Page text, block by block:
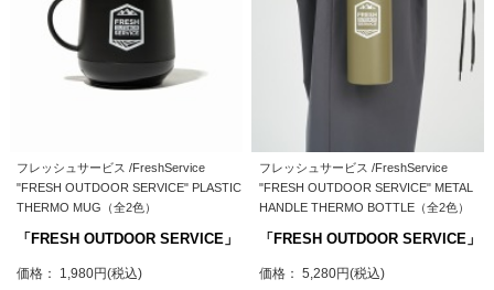
フレッシュサービス /FreshService
"FRESH OUTDOOR SERVICE" PLASTIC
THERMO MUG（全2色）
「FRESH OUTDOOR SERVICE」
価格： 1,980円(税込)
フレッシュサービス /FreshService
"FRESH OUTDOOR SERVICE" METAL
HANDLE THERMO BOTTLE（全2色）
「FRESH OUTDOOR SERVICE」
価格： 5,280円(税込)